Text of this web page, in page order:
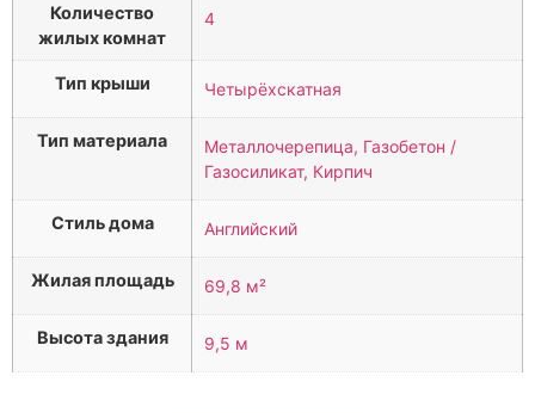
Количество
жилых комнат
4
Тип крыши Четырёхскатная
Тип материала
Металлочерепица, Газобетон /
Газосиликат, Кирпич
Стиль дома Английский
Жилая площадь 69,8 м²
Высота здания 9,5 м